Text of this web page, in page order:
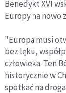
Benedykt XVI
Europy na nowo
"Europa musi
bez lęku,
człowieka. Ten
historycznie w
spotkać na